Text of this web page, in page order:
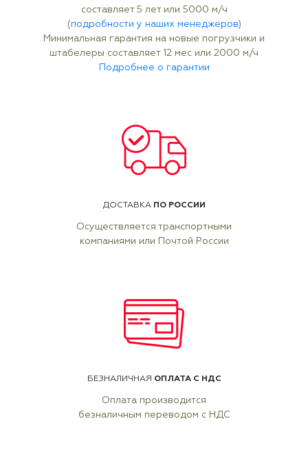
составляет 5 лет или 5000 м/ч
(подробности у наших менеджеров)
Минимальная гарантия на новые погрузчики и
штабелеры составляет 12 мес или 2000 м/ч
Подробнее о гарантии
ДОСТАВКА ПО РОССИИ
Осуществляется транспортными
компаниями или Почтой России
БЕЗНАЛИЧНАЯ ОПЛАТА С НДС
Оплата производится
безналичным переводом с НДС